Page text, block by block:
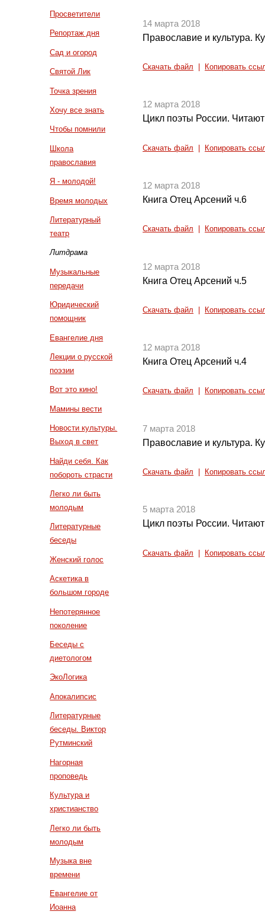
Просветители
Репортаж дня
Сад и огород
Святой Лик
Точка зрения
Хочу все знать
Чтобы помнили
Школа
православия
Я - молодой!
Время молодых
Литературный
театр
Литдрама
Музыкальные
передачи
Юридический
помощник
Евангелие дня
Лекции о русской
поэзии
Вот это кино!
Мамины вести
Новости культуры.
Выход в свет
Найди себя. Как
побороть страсти
Легко ли быть
молодым
Литературные
беседы
Женский голос
Аскетика в
большом городе
Непотерянное
поколение
Беседы с
диетологом
ЭкоЛогика
Апокалипсис
Литературные
беседы. Виктор
Рутминский
Нагорная
проповедь
Культура и
христианство
Легко ли быть
молодым
Музыка вне
времени
Евангелие от
Иоанна
14 марта 2018
Православие и культура.
Скачать файл Копировать
12 марта 2018
Цикл поэты России.
Скачать файл Копировать
12 марта 2018
Книга Отец Арсений ч.6
Скачать файл Копировать
12 марта 2018
Книга Отец Арсений ч.5
Скачать файл Копировать
12 марта 2018
Книга Отец Арсений ч.4
Скачать файл Копировать
7 марта 2018
Православие и культура.
Скачать файл Копировать
5 марта 2018
Цикл поэты России.
Скачать файл Копировать